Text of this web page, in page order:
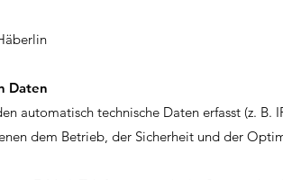
Daten
automatisch technische Daten erfasst (z. B.
dem Betrieb, der Sicherheit und der